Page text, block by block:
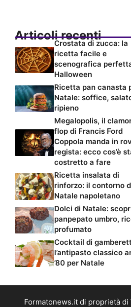
Articoli recenti
Crostata di zucca: la
ricetta facile e
scenografica
Halloween
Ricetta pan canasta
Natale: soffice,
ripieno
Megalopolis, il
flop di Francis Ford
Coppola manda in
regista: ecco cos’è
costretto a fare
Ricetta insalata di
rinforzo: il contorno
Natale napoletano
Dolci di Natale:
panpepato umbro,
profumato
Cocktail di
l’antipasto classico
’80 per Natale
Formatonews.it di proprietà di